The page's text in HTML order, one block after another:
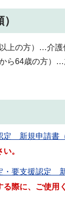
上の方）…介護
ら64歳の方）
定 新規申請書
。
・要支援認定
際に、ご使用